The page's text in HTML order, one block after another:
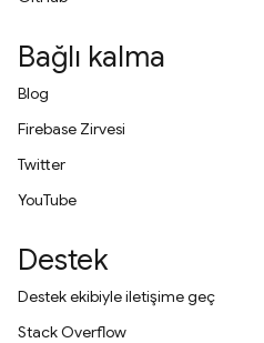
Bağlı kalma
Blog
Firebase Zirvesi
Twitter
YouTube
Destek
Destek ekibiyle iletişime geç
Stack Overflow